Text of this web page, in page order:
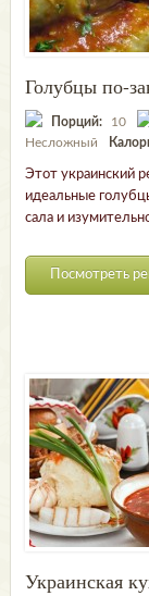
Голубцы по-
Порций: 10
Несложный
Этот украинский
идеальные
сала и
Посмотреть
Украинская